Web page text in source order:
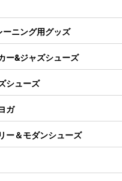
ーニング用グッズ
ー&ジャズシューズ
シューズ
ガ
ー＆モダンシューズ